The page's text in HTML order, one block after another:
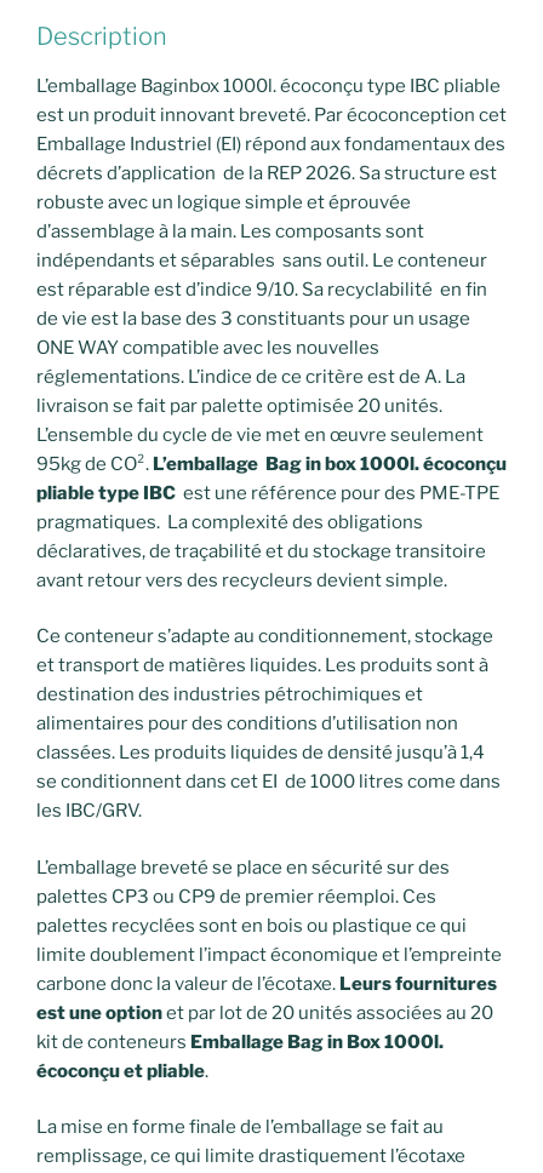
Description
L’emballage Baginbox 1000l. écoconçu type IBC pliable
est un produit innovant breveté. Par écoconception cet
Emballage Industriel (EI) répond aux fondamentaux des
décrets d’application de la REP 2026. Sa structure est
robuste avec un logique simple et éprouvée
d’assemblage à la main. Les composants sont
indépendants et séparables sans outil. Le conteneur
est réparable est d’indice 9/10. Sa recyclabilité en fin
de vie est la base des 3 constituants pour un usage
ONE WAY compatible avec les nouvelles
réglementations. L’indice de ce critère est de A. La
livraison se fait par palette optimisée 20 unités.
L’ensemble du cycle de vie met en œuvre seulement
95kg de CO². L’emballage Bag in box 1000l. écoconçu
pliable type IBC est une référence pour des PME-TPE
pragmatiques. La complexité des obligations
déclaratives, de traçabilité et du stockage transitoire
avant retour vers des recycleurs devient simple.
Ce conteneur s’adapte au conditionnement, stockage
et transport de matières liquides. Les produits sont à
destination des industries pétrochimiques et
alimentaires pour des conditions d’utilisation non
classées. Les produits liquides de densité jusqu’à 1,4
se conditionnent dans cet EI de 1000 litres come dans
les IBC/GRV.
L’emballage breveté se place en sécurité sur des
palettes CP3 ou CP9 de premier réemploi. Ces
palettes recyclées sont en bois ou plastique ce qui
limite doublement l’impact économique et l’empreinte
carbone donc la valeur de l’écotaxe. Leurs fournitures
est une optionet par lot de 20 unités associées au 20
kit de conteneurs Emballage Bag in Box 1000l.
écoconçu et pliable.
La mise en forme finale de l’emballage se fait au
remplissage, ce qui limite drastiquement l’écotaxe